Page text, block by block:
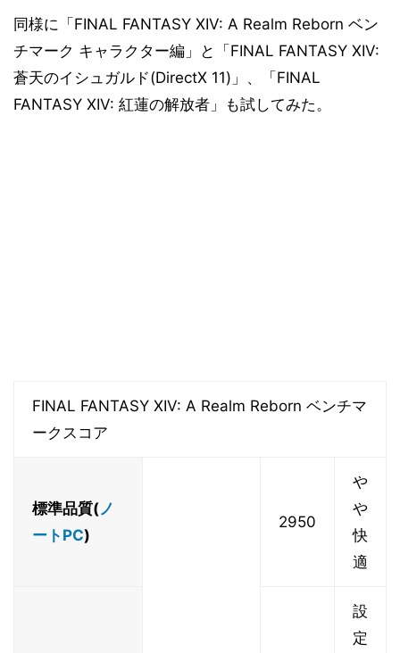
同様に「FINAL FANTASY XIV: A Realm Reborn ベン
チマーク キャラクター編」と「FINAL FANTASY XIV:
蒼天のイシュガルド(DirectX 11)」、「FINAL
FANTASY XIV: 紅蓮の解放者」も試してみた。
FINAL FANTASY XIV: A Realm Reborn ベンチマ
ークスコア
標準品質(ノ
ートPC)
2950
や
や
快
適
設
定